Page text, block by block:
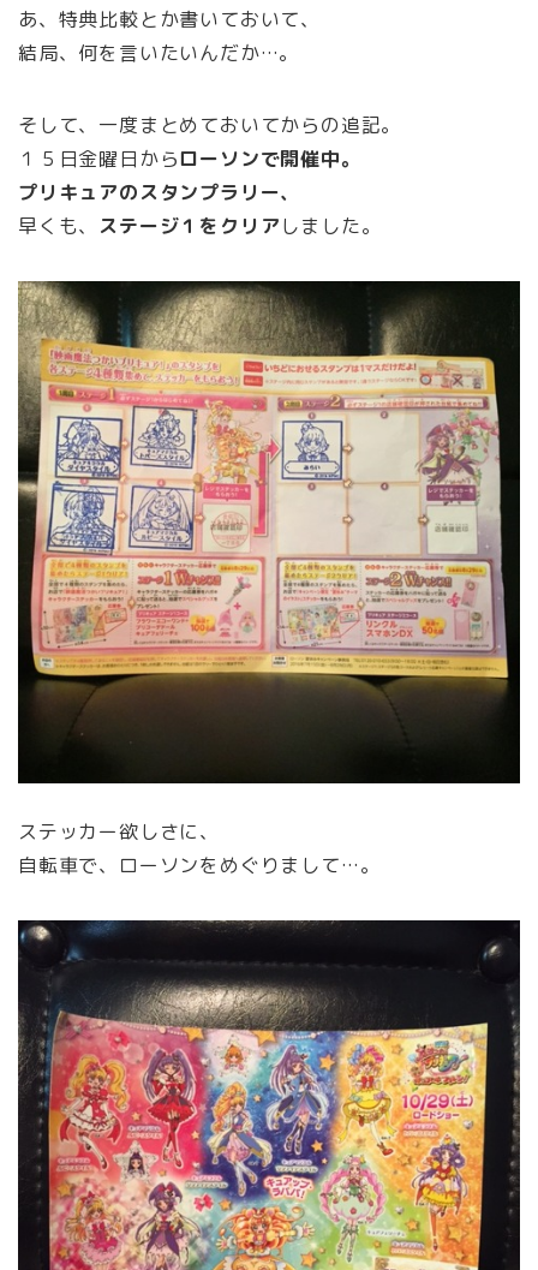
あ、特典比較とか書いておいて、
結局、何を言いたいんだか…。
そして、一度まとめておいてからの追記。
１５日金曜日からローソンで開催中。
プリキュアのスタンプラリー、
早くも、 ステージ１をクリアしました。
ステッカー欲しさに、
自転車で、ローソンをめぐりまして…。